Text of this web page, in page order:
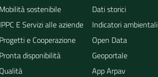
Mobilità sostenibile
IPPC E Servizi alle aziende
Progetti e Cooperazione
Pronta disponibilità
Qualità
Dati storici
Indicatori ambientali
Open Data
Geoportale
App Arpav